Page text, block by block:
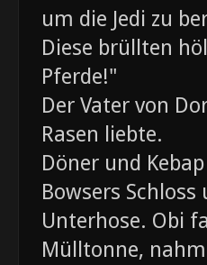
um die Jedi zu
Diese brüllten
Pferde!"
Der Vater von
Rasen liebte.
Döner und
Bowsers
Unterhose. Obi
Mülltonne,